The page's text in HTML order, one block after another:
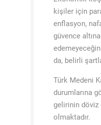
kişiler için
enflasyon,
güvence
da, belirli
Türk Medeni
durumlarına
gelirinin döviz
olmaktadır.